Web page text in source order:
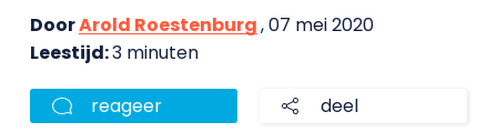
DoorArold Roestenburg, 07 mei 2020
Leestijd:3 minuten
reageer deel